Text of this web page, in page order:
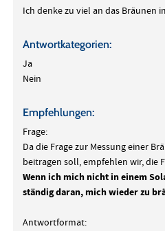
Ich denke zu viel an das Bräunen
Antwortkategorien:
Ja
Nein
Empfehlungen:
Frage:
Da die Frage zur Messung einer
beitragen soll, empfehlen wir, die
Wenn ich mich nicht in einem
ständig daran, mich wieder zu
Antwortformat: